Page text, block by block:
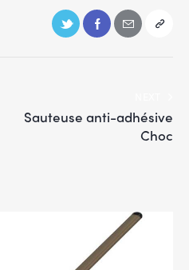
Sauteuse anti-adhésive
Choc